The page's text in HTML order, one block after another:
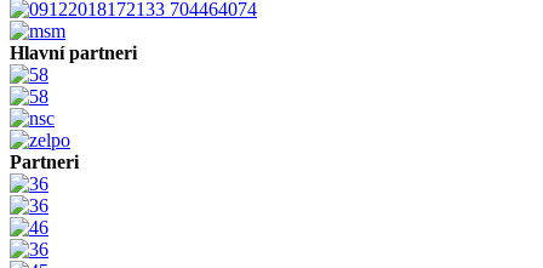
Hlavní partneri
Partneri